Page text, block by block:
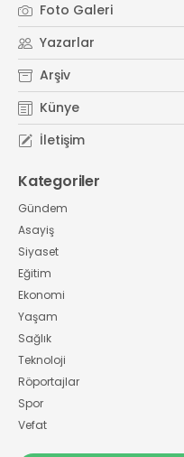
Foto Galeri
Yazarlar
Arşiv
Künye
İletişim
Kategoriler
Gündem
Asayiş
Siyaset
Eğitim
Ekonomi
Yaşam
Sağlık
Teknoloji
Röportajlar
Spor
Vefat